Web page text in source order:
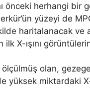
önceki herhangi bir
yüzeyi de
haritalanacak
X-ışını
olan,
miktardaki X-